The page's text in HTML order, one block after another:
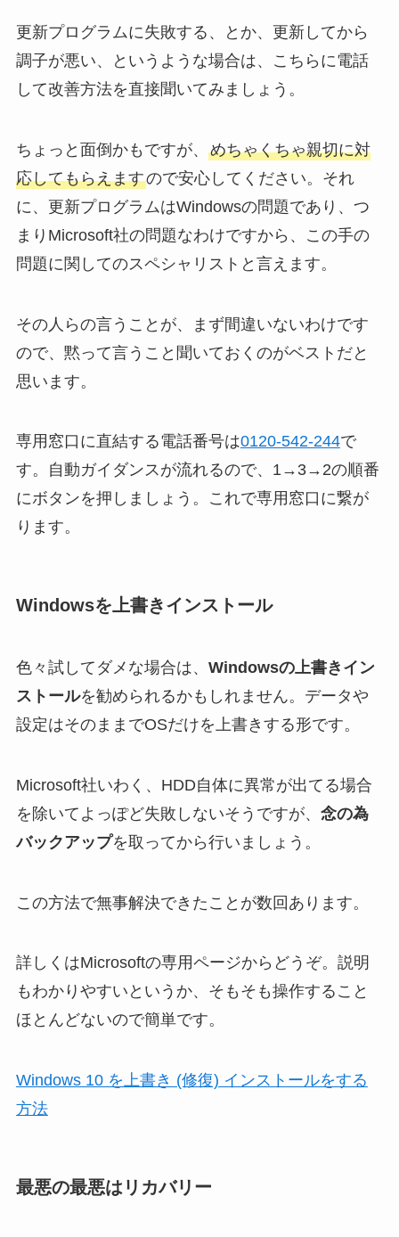
更新プログラムに失敗する、とか、更新してから
調子が悪い、というような場合は、こちらに電話
して改善方法を直接聞いてみましょう。
ちょっと面倒かもですが、 めちゃくちゃ親切に対
応してもらえますので安心してください。それ
に、更新プログラムはWindowsの問題であり、つ
まりMicrosoft社の問題なわけですから、この手の
問題に関してのスペシャリストと言えます。
その人らの言うことが、まず間違いないわけです
ので、黙って言うこと聞いておくのがベストだと
思います。
専用窓口に直結する電話番号は0120-542-244で
す。自動ガイダンスが流れるので、1→3→2の順番
にボタンを押しましょう。これで専用窓口に繋が
ります。
Windowsを上書きインストール
色々試してダメな場合は、 Windowsの上書きイン
ストールを勧められるかもしれません。データや
設定はそのままでOSだけを上書きする形です。
Microsoft社いわく、HDD自体に異常が出てる場合
を除いてよっぽど失敗しないそうですが、 念の為
バックアップを取ってから行いましょう。
この方法で無事解決できたことが数回あります。
詳しくはMicrosoftの専用ページからどうぞ。説明
もわかりやすいというか、そもそも操作すること
ほとんどないので簡単です。
Windows 10 を上書き (修復) インストールをする
方法
最悪の最悪はリカバリー